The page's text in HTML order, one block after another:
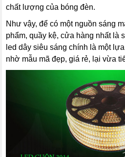
chất lượng của bóng đèn.
Như vậy, để có một nguồn sáng
phẩm, quầy kệ, cửa hàng nhất là
led dây siêu sáng chính là một
nhờ mẫu mã đẹp, giá rẻ, lại vừa